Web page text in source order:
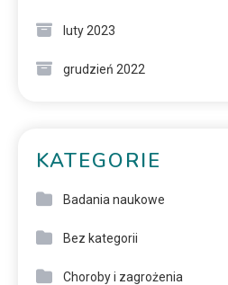
luty 2023
grudzień 2022
KATEGORIE
Badania naukowe
Bez kategorii
Choroby i zagrożenia